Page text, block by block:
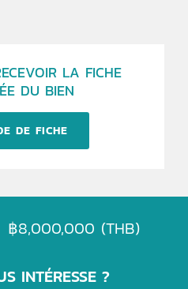
LA FICHE
DU BIEN
DE FICHE
฿8,000,000 (THB)
INTÉRESSE ?